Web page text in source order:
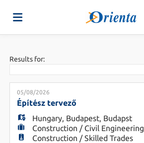
Job
list
Upload
Results for:
05/08/2026
Építész tervező
Hungary, Budapest, Budapst
Construction / Civil Engineering
Construction / Skilled Trades